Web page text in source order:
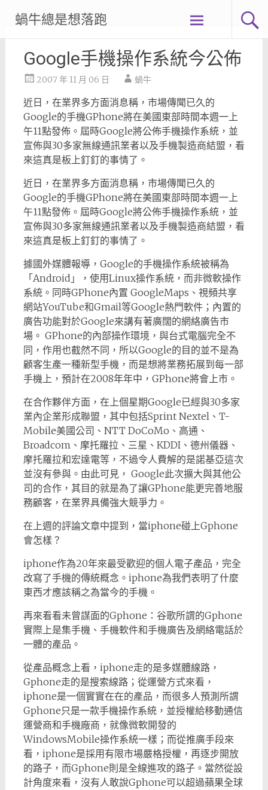
content
蝸牛總是想落跑
Google手機操作系統今公佈
2007 年 11 月 06 日 蝸牛
近日，在業界多方面消息稱，市場傳聞已久的
Google的手機GPhone將在美國東部時間本週一上
午11點發佈。屆時Google將公佈手機操作系統，並
宣佈與30多家無線通訊業者以及手機製造商結盟，看
來這真是板上釘釘的事情了。
近日，在業界多方面消息稱，市場傳聞已久的
Google的手機GPhone將在美國東部時間本週一上
午11點發佈。屆時Google將公佈手機操作系統，並
宣佈與30多家無線通訊業者以及手機製造商結盟，看
來這真是板上釘釘的事情了。
據國外媒體報導，Google的手機操作系統被稱為
「Android」，使用Linux操作系統，而非微軟操作
系統。同時GPhone內置 GoogleMaps、視頻共享
網站YouTube和Gmail等Google熱門軟件；內置的
廣告功能對於Google來講有著廣闊的網絡廣告市
場。 GPhone的內部操作環境，與台式電腦完全不
同，作用也截然不同，所以Google的目的並不是為
顧客生產一種新型手機，而是想將業務拓展到每一部
手機上，預計在2008年年中，GPhone將會上市。
在合作夥伴方面，在上個星期Google已經與30多家
業內企業形成聯盟，其中包括Sprint Nextel、T-
Mobile美國公司、NTT DoCoMo、高通、
Broadcom、摩托羅拉、三星、KDDI、德州儀器、
摩托羅拉和宏達電等，不過令人費解的是諾基亞這次
並沒有參與。由此可見， Google此次擴大與其他公
司的合作，其目的就是為了讓GPhone能更完善地服
務顧客，在業界具備強大競爭力。
在上週的評論文章中提到，當iphone碰上Gphone
會怎樣？
iphone作為20年來最受歡迎的個人電子產品，完全
改寫了手機的傳統概念。iphone為我們表明了什麼
東西才應該稱之為當今的手機。
再來看看未曾謀面的Gphone：谷歌所謂的Gphone
實際上是集手機、手機軟件和手機廣告及網絡電話於
一體的產品。
從產品概念上看，iphone走的是多媒體線路，
Gphone走的是搜索線路；從運營方式來看，
iphone是一個實實在在的產品，而很多人預測所謂
Gphone只是一款手機操作系統，並授權給移動通信
運營商和手機廠商，就像微軟開發的
WindowsMobile操作系統一樣；而從推廣手段來
看，iphone是採用有限市場嚴格授權，再逐步開放
的路子，而Gphone則是全線進攻的路子。當然從設
計角度來看，沒有人敢說Gphone可以超過蘋果全球